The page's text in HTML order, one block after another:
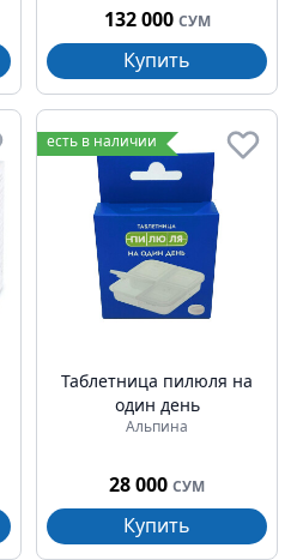
132 000 СУМ
Купить
есть в наличии
Таблетница пилюля на
один день
Альпина
28 000 СУМ
Купить